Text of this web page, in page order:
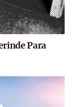
Para